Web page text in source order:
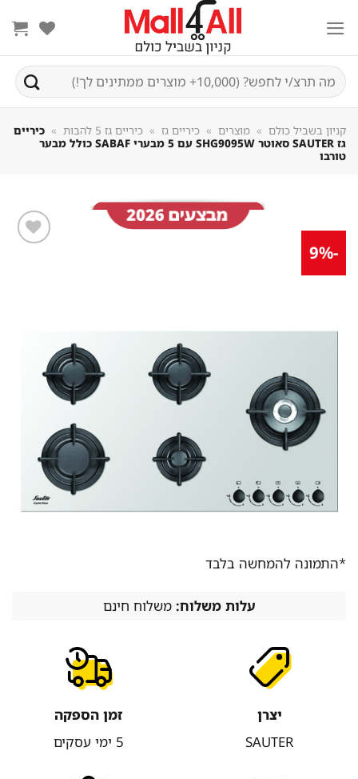
חיפוש
עבור:
קניון בשביל כולם מוצרים כיריים גז כיריים גז 5 להבות
כיריים
גז SAUTER סאוטר SHG9095W עם 5 מבערי SABAF כולל מבער
טורבו
*התמונה להמחשה בלבד
עלות משלוח:משלוח חינם
יצרן
SAUTER
זמן הספקה
5 ימי עסקים